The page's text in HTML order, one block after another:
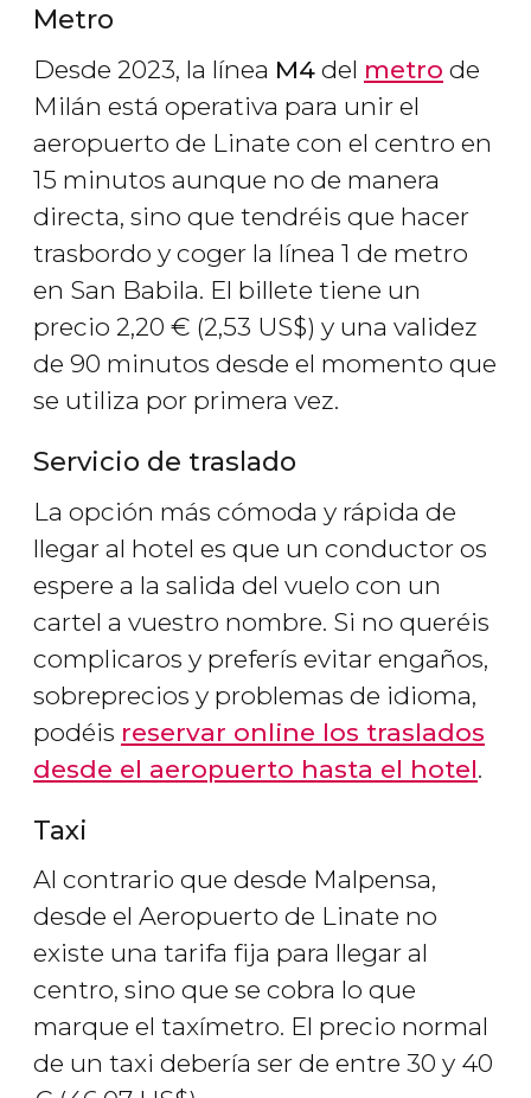
Metro
Desde 2023, la línea M4 del metro de
Milán está operativa para unir el
aeropuerto de Linate con el centro en
15 minutos aunque no de manera
directa, sino que tendréis que hacer
trasbordo y coger la línea 1 de metro
en San Babila. El billete tiene un
precio 2,20 € (2,53 US$) y una validez
de 90 minutos desde el momento que
se utiliza por primera vez.
Servicio de traslado
La opción más cómoda y rápida de
llegar al hotel es que un conductor os
espere a la salida del vuelo con un
cartel a vuestro nombre. Si no queréis
complicaros y preferís evitar engaños,
sobreprecios y problemas de idioma,
podéis reservar online los traslados
desde el aeropuerto hasta el hotel.
Taxi
Al contrario que desde Malpensa,
desde el Aeropuerto de Linate no
existe una tarifa fija para llegar al
centro, sino que se cobra lo que
marque el taxímetro. El precio normal
de un taxi debería ser de entre 30 y 40